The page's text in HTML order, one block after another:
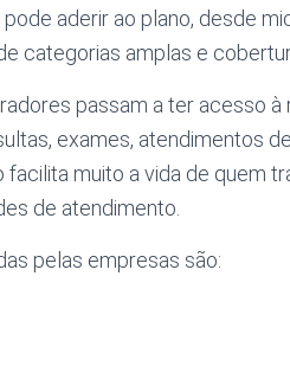
aderir ao plano, desde
categorias amplas e
passam a ter acesso
exames, atendimentos
muito a vida de quem
de atendimento.
pelas empresas são: